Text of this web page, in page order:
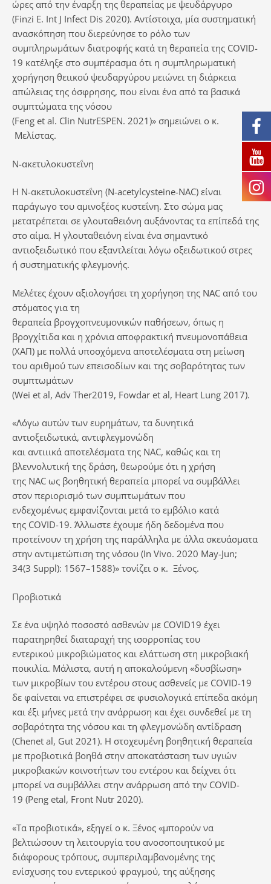
ώρες από την έναρξη της θεραπείας με ψευδάργυρο
(Finzi E. Int J Infect Dis 2020). Αντίστοιχα, μία συστηματική
ανασκόπηση που διερεύνησε το ρόλο των
συμπληρωμάτων διατροφής κατά τη θεραπεία της COVID-
19 κατέληξε στο συμπέρασμα ότι η συμπληρωματική
χορήγηση θειικού ψευδαργύρου μειώνει τη διάρκεια
απώλειας της όσφρησης, που είναι ένα από τα βασικά
συμπτώματα της νόσου
(Feng et al. Clin NutrESPEN. 2021)» σημειώνει ο κ.
Μελίστας.
Ν-ακετυλοκυστεΐνη
Η Ν-ακετυλοκυστεΐνη (N-acetylcysteine-NAC) είναι
παράγωγο του αμινοξέος κυστεΐνη. Στο σώμα μας
μετατρέπεται σε γλουταθειόνη αυξάνοντας τα επίπεδά της
στο αίμα. Η γλουταθειόνη είναι ένα σημαντικό
αντιοξειδωτικό που εξαντλείται λόγω οξειδωτικού στρες
ή συστηματικής φλεγμονής.
Μελέτες έχουν αξιολογήσει τη χορήγηση της NAC από του
στόματος για τη
θεραπεία βρογχοπνευμονικών παθήσεων, όπως η
βρογχίτιδα και η χρόνια αποφρακτική πνευμονοπάθεια
(ΧΑΠ) με πολλά υποσχόμενα αποτελέσματα στη μείωση
του αριθμού των επεισοδίων και της σοβαρότητας των
συμπτωμάτων
(Wei et al, Adv Ther2019, Fowdar et al, Heart Lung 2017).
«Λόγω αυτών των ευρημάτων, τα δυνητικά
αντιοξειδωτικά, αντιφλεγμονώδη
και αντιιικά αποτελέσματα της NAC, καθώς και τη
βλεννολυτική της δράση, θεωρούμε ότι η χρήση
της NAC ως βοηθητική θεραπεία μπορεί να συμβάλλει
στον περιορισμό των συμπτωμάτων που
ενδεχομένως εμφανίζονται μετά το εμβόλιο κατά
της COVID-19. Άλλωστε έχουμε ήδη δεδομένα που
προτείνουν τη χρήση της παράλληλα με άλλα σκευάσματα
στην αντιμετώπιση της νόσου (In Vivo. 2020 May-Jun;
34(3 Suppl): 1567–1588)» τονίζει ο κ. Ξένος.
Προβιοτικά
Σε ένα υψηλό ποσοστό ασθενών με COVID19 έχει
παρατηρηθεί διαταραχή της ισορροπίας του
εντερικού μικροβιώματος και ελάττωση στη μικροβιακή
ποικιλία. Μάλιστα, αυτή η αποκαλούμενη «δυσβίωση»
των μικροβίων του εντέρου στους ασθενείς με COVID-19
δε φαίνεται να επιστρέφει σε φυσιολογικά επίπεδα ακόμη
και έξι μήνες μετά την ανάρρωση και έχει συνδεθεί με τη
σοβαρότητα της νόσου και τη φλεγμονώδη αντίδραση
(Chenet al, Gut 2021). H στοχευμένη βοηθητική θεραπεία
με προβιοτικά βοηθά στην αποκατάσταση των υγιών
μικροβιακών κοινοτήτων του εντέρου και δείχνει ότι
μπορεί να συμβάλλει στην ανάρρωση από την COVID-
19 (Peng etal, Front Nutr 2020).
«Τα προβιοτικά», εξηγεί ο κ. Ξένος «μπορούν να
βελτιώσουν τη λειτουργία του ανοσοποιητικού με
διάφορους τρόπους, συμπεριλαμβανομένης της
ενίσχυσης του εντερικού φραγμού, της αύξησης